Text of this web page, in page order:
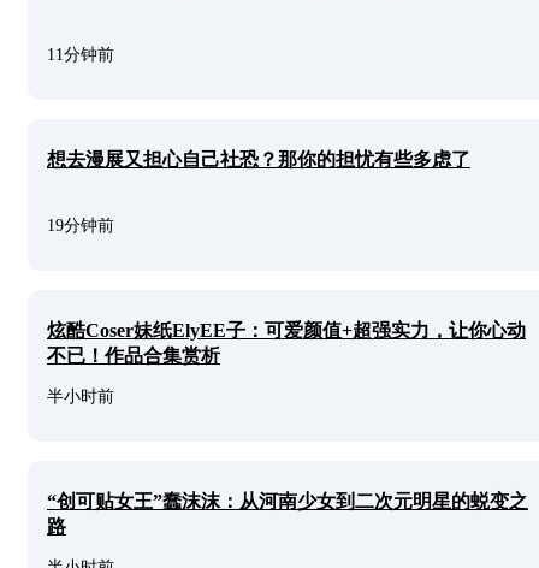
11分钟前
想去漫展又担心自己社恐？那你的担忧有些多虑了
19分钟前
炫酷Coser妹纸ElyEE子：可爱颜值+超强实力，让你心动
不已！作品合集赏析
半小时前
“创可贴女王”蠢沫沫：从河南少女到二次元明星的蜕变之
路